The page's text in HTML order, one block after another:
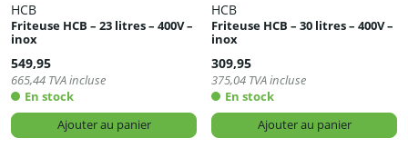
HCB
Friteuse HCB – 23 litres – 400V –
inox
549,95
665,44 TVA incluse
En stock
Ajouter au panier
HCB
Friteuse HCB – 30 litres – 400V –
inox
309,95
375,04 TVA incluse
En stock
Ajouter au panier